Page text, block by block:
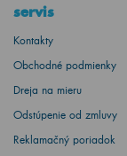
servis
Kontakty
Obchodné podmienky
Dreja na mieru
Odstúpenie od zmluvy
Reklamačný poriadok